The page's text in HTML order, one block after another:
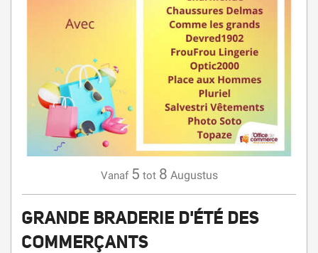
Vanaf 5 tot 8 Augustus
GRANDE BRADERIE D'ÉTÉ DES
COMMERÇANTS